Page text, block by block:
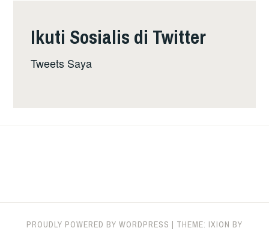
Ikuti Sosialis di Twitter
Tweets Saya
PROUDLY POWERED BY WORDPRESS | THEME: IXION BY